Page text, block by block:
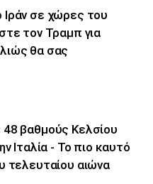
σε χώρες του
τον Τραμπ για
θα σας
βαθμούς Κελσίου
Ιταλία - Το πιο καυτό
τελευταίου αιώνα